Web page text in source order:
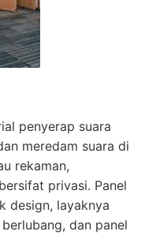
penyerap suara
meredam suara di
rekaman,
privasi. Panel
design, layaknya
dan panel